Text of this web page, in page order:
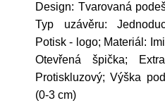
Design: Tvarovaná
Typ uzávěru:
Potisk - logo; Materiál:
Otevřená špička;
Protiskluzový; Výška
(0-3 cm)